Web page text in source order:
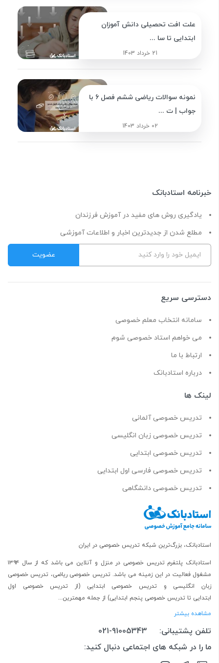
علت افت تحصیلی دانش آموزان
ابتدایی تا سا ...
21 خرداد 1403
نمونه سوالات ریاضی ششم فصل 6 با
جواب | ت ...
02 خرداد 1403
خبرنامه استادبانک
یادگیری روش های مفید در آموزش فرزندان
مطلع شدن از جدیدترین اخبار و اطلاعات آموزشی
دسترسی سریع
سامانه انتخاب معلم خصوصی
می خواهم استاد خصوصی شوم
ارتباط با ما
درباره استادبانک
لینک ها
تدریس خصوصی آلمانی
تدریس خصوصی زبان انگلیسی
تدریس خصوصی ابتدایی
تدریس خصوصی فارسی اول ابتدایی
تدریس خصوصی دانشگاهی
استادبانک، بزرگ‌ترین شبکه تدریس خصوصی در ایران
استادبانک پلتفرم تدریس خصوصی در منزل و آنلاین
می باشد که از سال ۱۳۹۴
مشغول فعالیت در این زمینه می باشد.تدریس خصوصی ریاضی، تدریس خصوصی
زبان انگلیسی و تدریس خصوصی ابتدایی (از
تدریس خصوصی اول
ابتدایی تا تدریس خصوصی پنجم ابتدایی) از جمله مهمترین...
مشاهده بیشتر
تلفن پشتیبانی:
021-91005343
ما را در شبکه های اجتماعی دنبال کنید: